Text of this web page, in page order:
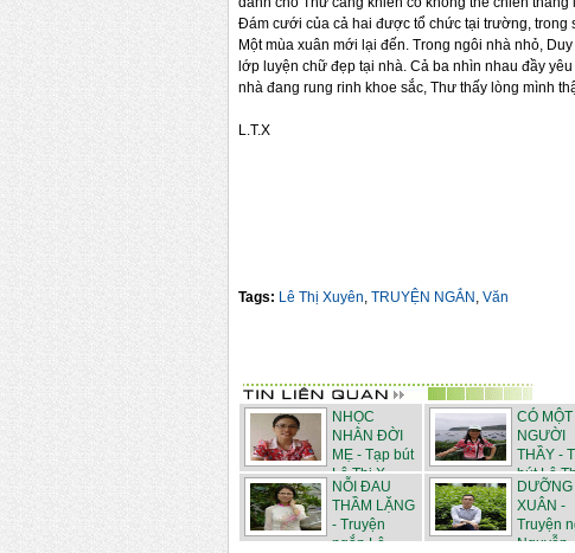
Đám cưới của cả hai được tổ chức tại trường,
Một mùa xuân mới lại đến. Trong ngôi nhà nhỏ,
lớp luyện chữ đẹp tại nhà. Cả ba nhìn nhau đầy
nhà đang rung rinh khoe sắc, Thư thấy lòng mình
L.T.X
Tags: Lê Thị Xuyên, TRUYỆN NGẮN , Văn
NHỌC
NHẰN ĐỜI
MẸ - Tạp bút
Lê Thị X...
CÓ MỘT
NGƯỜI
THẦY -
bút Lê
NỖI ĐAU
THẦM LẶNG
- Truyện
ngắn Lê ...
DƯỠNG
XUÂN -
Truyện
Nguyễn